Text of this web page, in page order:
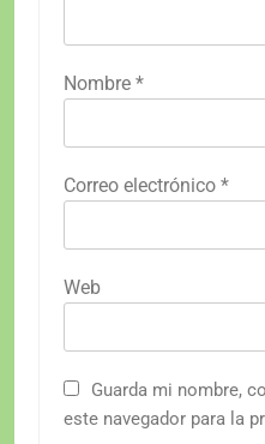
Nombre *
Correo electrónico *
Web
Guarda mi nombre,
este navegador para la